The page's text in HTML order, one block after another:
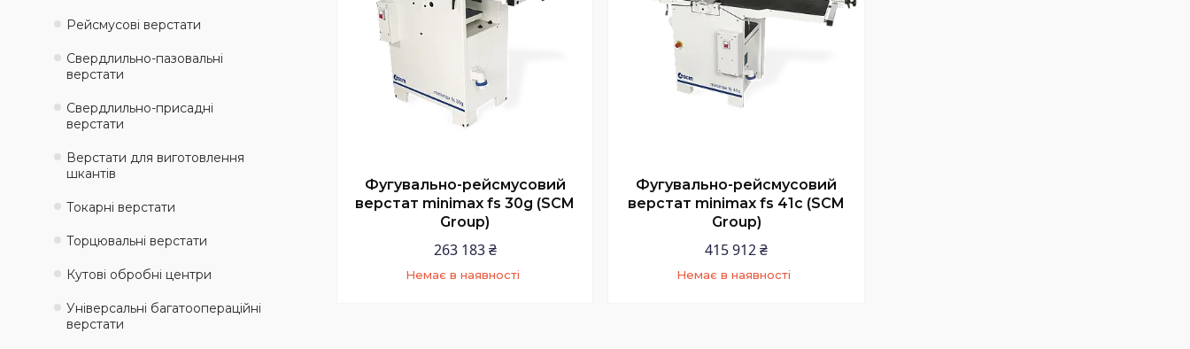
Фугувально-рейсмусовий
верстат minimax fs 30g (SCM
Group)
263 183 ₴
Немає в наявності
Фугувально-рейсмусовий
верстат minimax fs 41c (SCM
Group)
415 912 ₴
Немає в наявності
Рейсмусові верстати
Свердлильно-пазовальні
верстати
Свердлильно-присадні
верстати
Верстати для виготовлення
шкантів
Токарні верстати
Торцювальні верстати
Кутові обробні центри
Універсальні багатоопераційні
верстати